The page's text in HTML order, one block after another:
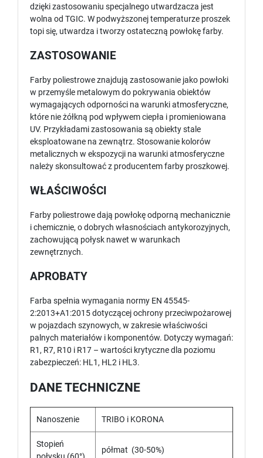
dzięki zastosowaniu specjalnego utwardzacza jest
wolna od TGIC. W podwyższonej temperaturze proszek
topi się, utwardza i tworzy ostateczną powłokę farby.
ZASTOSOWANIE
Farby poliestrowe znajdują zastosowanie jako powłoki
w przemyśle metalowym do pokrywania obiektów
wymagających odporności na warunki atmosferyczne,
które nie żółkną pod wpływem ciepła i promieniowana
UV. Przykładami zastosowania są obiekty stale
eksploatowane na zewnątrz. Stosowanie kolorów
metalicznych w ekspozycji na warunki atmosferyczne
należy skonsultować z producentem farby proszkowej.
WŁAŚCIWOŚCI
Farby poliestrowe dają powłokę odporną mechanicznie
i chemicznie, o dobrych własnościach antykorozyjnych,
zachowującą połysk nawet w warunkach
zewnętrznych.
APROBATY
Farba spełnia wymagania normy EN 45545-
2:2013+A1:2015 dotyczącej ochrony przeciwpożarowej
w pojazdach szynowych, w zakresie właściwości
palnych materiałów i komponentów. Dotyczy wymagań:
R1, R7, R10 i R17 – wartości krytyczne dla poziomu
zabezpieczeń: HL1, HL2 i HL3.
DANE TECHNICZNE
Nanoszenie TRIBO i KORONA
Stopień
półmat (30-50%)